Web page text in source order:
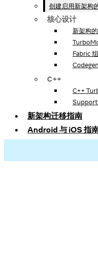
创建启用新架构
核心设计
新架构
Fabric
Codegen
C++
C++
新架构迁移指南
Android 与 iOS 指